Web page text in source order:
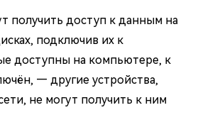
получить доступ к данным на
подключив их к
доступны на компьютере, к
— другие устройства,
не могут получить к ним